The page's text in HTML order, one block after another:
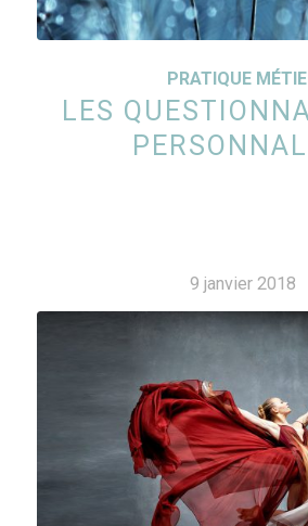
PRATIQUE
LES
9 janvier 2018